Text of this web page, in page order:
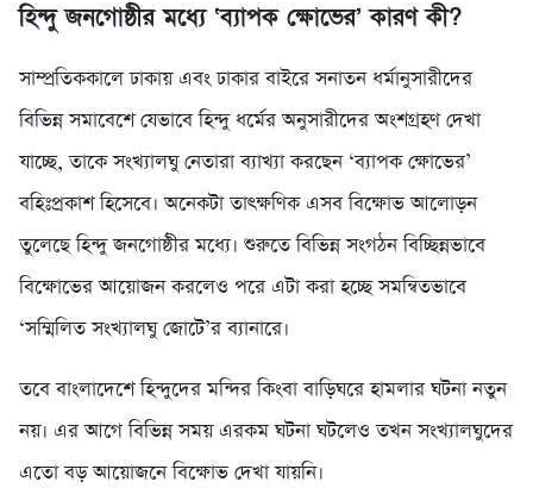
হিন্দু জনগোষ্ঠীর মধ্যে ‘ব্যাপক ক্ষোভের’ কারণ কী?
সাম্প্রতিককালে ঢাকায় এবং ঢাকার বাইরে সনাতন ধর্মানুসারীদের
বিভিন্ন সমাবেশে যেভাবে হিন্দু ধর্মের অনুসারীদের অংশগ্রহণ দেখা
যাচ্ছে, তাকে সংখ্যালঘু নেতারা ব্যাখ্যা করছেন ‘ব্যাপক ক্ষোভের’
বহিঃপ্রকাশ হিসেবে। অনেকটা তাৎক্ষণিক এসব বিক্ষোভ আলোড়ন
তুলেছে হিন্দু জনগোষ্ঠীর মধ্যে। শুরুতে বিভিন্ন সংগঠন বিচ্ছিন্নভাবে
বিক্ষোভের আয়োজন করলেও পরে এটা করা হচ্ছে সমন্বিতভাবে
‘সম্মিলিত সংখ্যালঘু জোটে’র ব্যানারে।
তবে বাংলাদেশে হিন্দুদের মন্দির কিংবা বাড়িঘরে হামলার ঘটনা নতুন
নয়। এর আগে বিভিন্ন সময় এরকম ঘটনা ঘটলেও তখন সংখ্যালঘুদের
এতো বড় আয়োজনে বিক্ষোভ দেখা যায়নি।